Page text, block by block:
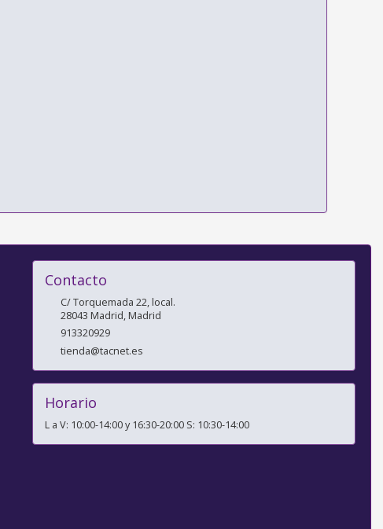
Contacto
C/ Torquemada 22, local.
28043 Madrid,Madrid
913320929
tienda@tacnet.es
Horario
L a V: 10:00-14:00 y 16:30-20:00 S: 10:30-14:00